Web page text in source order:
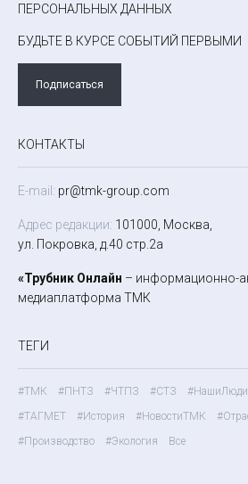
ПЕРСОНАЛЬНЫХ ДАННЫХ
БУДЬТЕ В КУРСЕ СОБЫТИЙ ПЕРВЫМИ
Подписаться
КОНТАКТЫ
E-mail: pr@tmk-group.com
Адрес редакции: 101000, Москва,
ул. Покровка, д.40 стр.2а
«Трубник Онлайн – информационно-
медиаплатформа ТМК
ТЕГИ
#ТМК #ПНТЗ #ЧТПЗ #СТЗ #НашиЛюди
#ТАГМЕТ
#История #НовостиТМК
#Производство
#Экология Все